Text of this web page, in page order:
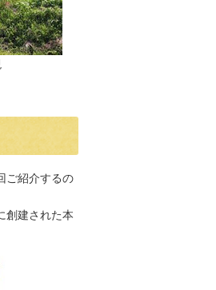
ご紹介するの
創建された本